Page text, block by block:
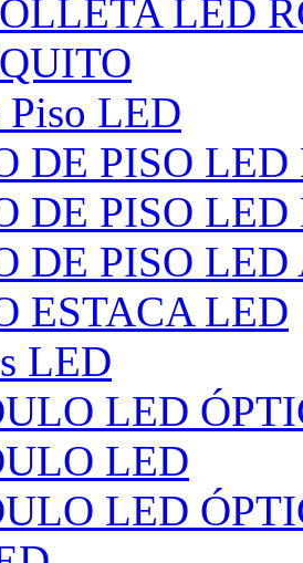
LED
Piso LED
DE PISO
DE PISO
DE PISO
ESTACA LED
LED
LED
LED
LED